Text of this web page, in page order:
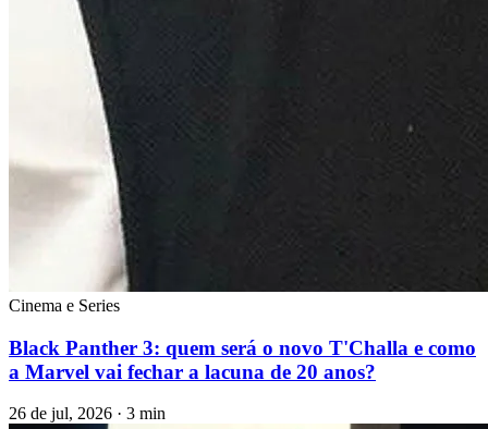
Cinema e Series
Black Panther 3: quem será o novo T'Challa e como
a Marvel vai fechar a lacuna de 20 anos?
26 de jul, 2026 · 3 min